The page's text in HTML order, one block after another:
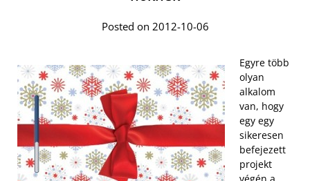
Posted on 2012-10-06
Egyre több
olyan
alkalom
van, hogy
egy egy
sikeresen
befejezett
projekt